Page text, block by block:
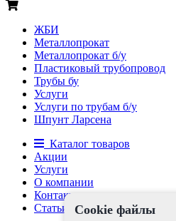
ЖБИ
Металлопрокат
Металлопрокат б/у
Пластиковый трубопровод
Трубы бу
Услуги
Услуги по трубам б/у
Шпунт Ларсена
Каталог товаров
Акции
Услуги
О компании
Контакты
Статьи
Cookie файлы